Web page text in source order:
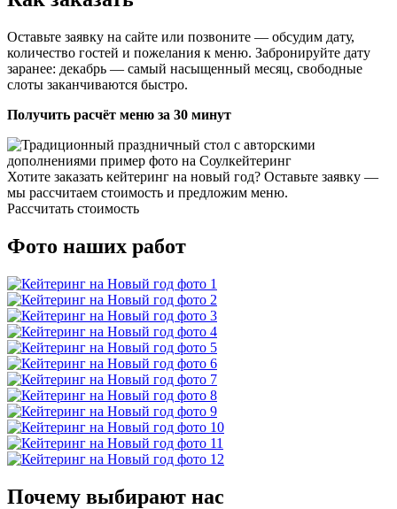
Оставьте заявку на сайте или позвоните — обсудим дату,
количество гостей и пожелания к меню. Забронируйте дату
заранее: декабрь — самый насыщенный месяц, свободные
слоты заканчиваются быстро.
Получить расчёт меню за 30 минут
Хотите заказать кейтеринг на новый год? Оставьте заявку —
мы рассчитаем стоимость и предложим меню.
Рассчитать стоимость
Фото наших работ
Почему выбирают нас